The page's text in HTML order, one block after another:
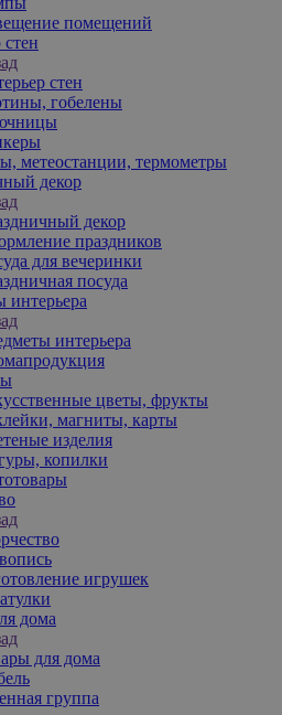
помещений
стен
гобелены
метеостанции, термометры
декор
декор
праздников
для вечеринки
посуда
интерьера
интерьера
цветы, фрукты
магниты, карты
изделия
копилки
игрушек
дома
для дома
группа